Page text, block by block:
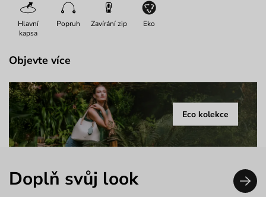
Hlavní
kapsa
Popruh Zavírání zip Eko
Objevte více
Eco kolekce
Doplň svůj look